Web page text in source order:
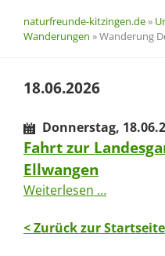
naturfreunde-kitzingen.de»
Wanderungen »Wanderung
18.06.2026
Donnerstag,
Fahrt zur
Ellwangen
Weiterlesen …Fahrt
< Zurück zur Startseite